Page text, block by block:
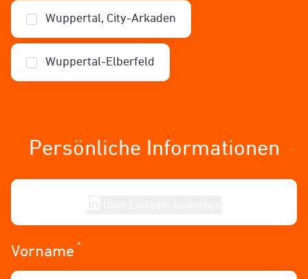
Wuppertal, City-Arkaden
Wuppertal-Elberfeld
Persönliche Informationen
Vorname *